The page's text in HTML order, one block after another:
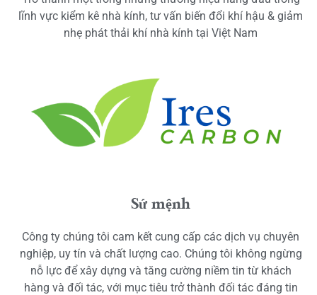
lĩnh vực kiểm kê nhà kính, tư vấn biến đổi khí hậu & giảm
nhẹ phát thải khí nhà kính tại Việt Nam
Sứ mệnh
Công ty chúng tôi cam kết cung cấp các dịch vụ chuyên
nghiệp, uy tín và chất lượng cao. Chúng tôi không ngừng
nỗ lực để xây dựng và tăng cường niềm tin từ khách
hàng và đối tác, với mục tiêu trở thành đối tác đáng tin